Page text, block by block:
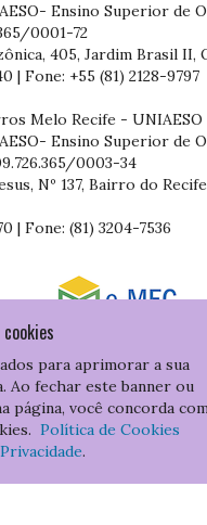
para aprimorar a sua
Ao fechar este banner ou
página, você concorda
Política de Cookies
.
Ensino Superior de
0001-72
405, Jardim Brasil II,
| Fone: +55 (81) 2128-9797
Melo Recife - UNIAESO
Ensino Superior de
0003-34
Nº 137, Bairro do
| Fone: (81) 3204-7536
o cadastro da Instituição no